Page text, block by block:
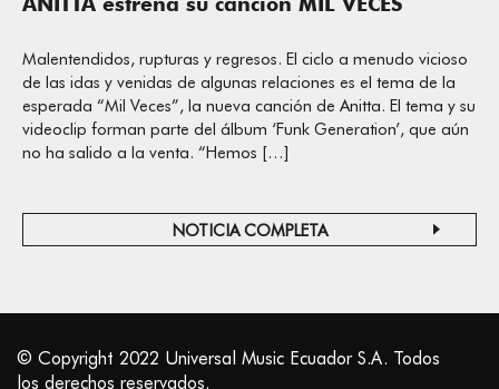
Malentendidos, rupturas y regresos. El ciclo a menudo vicioso
de las idas y venidas de algunas relaciones es el tema de la
esperada “Mil Veces”, la nueva canción de Anitta. El tema y su
videoclip forman parte del álbum ‘Funk Generation’, que aún
no ha salido a la venta. “Hemos […]
NOTICIA COMPLETA
© Copyright 2022 Universal Music Ecuador S.A. Todos
los derechos reservados.